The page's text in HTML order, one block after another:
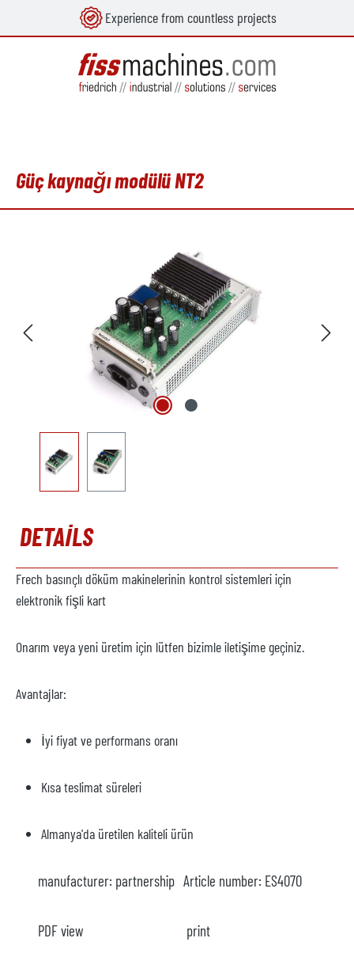
Experience from countless projects
Güç kaynağı modülü NT2
DETAILS
Frech basınçlı döküm makinelerinin kontrol sistemleri için
elektronik fişli kart
Onarım veya yeni üretim için lütfen bizimle iletişime geçiniz.
Avantajlar:
İyi fiyat ve performans oranı
Kısa teslimat süreleri
Almanya'da üretilen kaliteli ürün
manufacturer: partnership Article number: ES4070
PDF view print